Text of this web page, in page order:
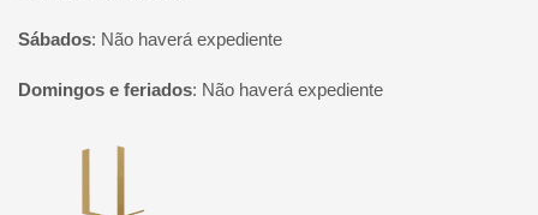
Sábados: Não haverá expediente
Domingos e feriados: Não haverá expediente